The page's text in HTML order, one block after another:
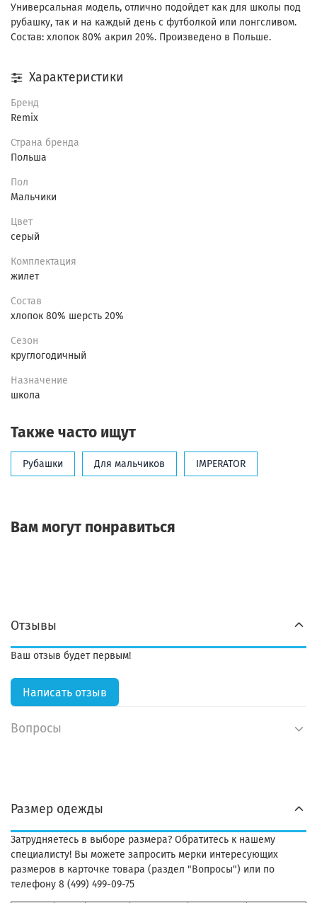
Универсальная модель, отлично подойдет как для школы под
рубашку, так и на каждый день с футболкой или лонгсливом.
Состав: хлопок 80% акрил 20%. Произведено в Польше.
Характеристики
Бренд
Remix
Страна бренда
Польша
Пол
Мальчики
Цвет
серый
Комплектация
жилет
Состав
хлопок 80% шерсть 20%
Сезон
круглогодичный
Назначение
школа
Также часто ищут
Рубашки Для мальчиков IMPERATOR
Вам могут понравиться
Отзывы
Ваш отзыв будет первым!
Написать отзыв
Вопросы
Размер одежды
Затрудняетесь в выборе размера? Обратитесь к нашему
специалисту! Вы можете запросить мерки интересующих
размеров в карточке товара (раздел "Вопросы") или по
телефону 8 (499) 499-09-75